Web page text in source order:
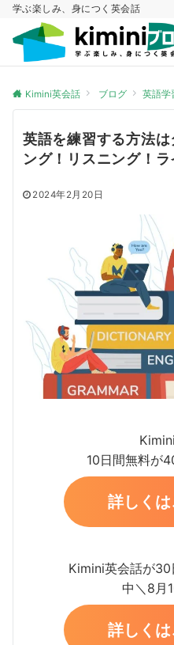
学ぶ楽しみ、身につく英会話
Kimini英会話 ブログ 英語学
英語を練習する方法
ング！リスニング！ラ
2024年2月20日
10日間無料が
詳しく
Kimini英会話が
中＼8月
詳しく